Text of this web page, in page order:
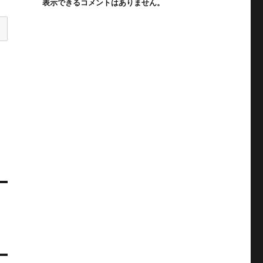
表示できるコメントはありません。